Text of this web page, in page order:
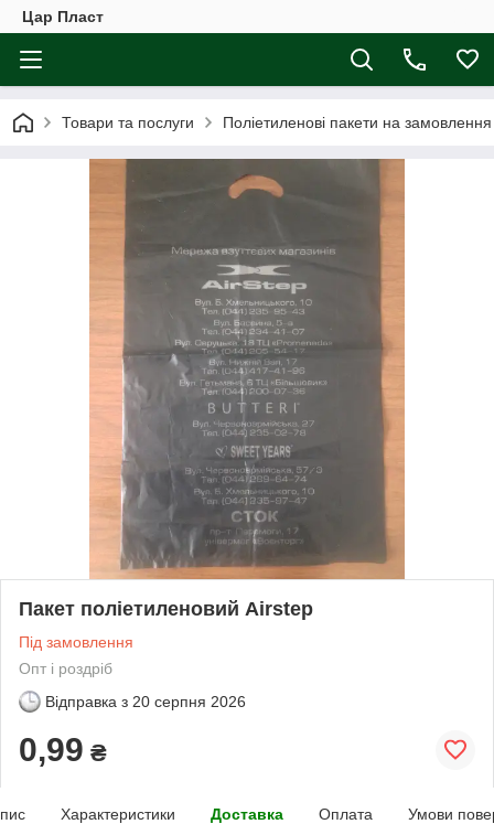
Цар Пласт
Товари та послуги Поліетиленові пакети на замовлення
Пакет поліетиленовий Airstep
Під замовлення
Опт і роздріб
Відправка з 20 серпня 2026
0,99 ₴
Характеристики Доставка Оплата Умови